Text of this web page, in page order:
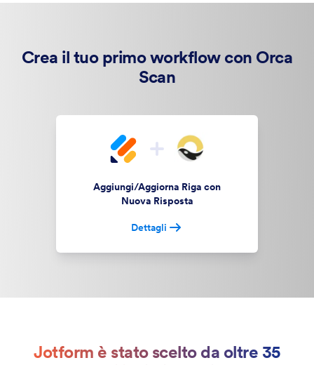
Crea il tuo primo workflow con Orca
Scan
Aggiungi/Aggiorna Riga con
Nuova Risposta
Dettagli
Jotform è stato scelto da oltre 35